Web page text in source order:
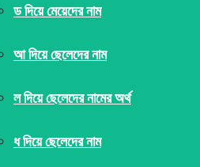
ড দিয়ে মেয়েদের নাম
আ দিয়ে ছেলেদের নাম
ল দিয়ে ছেলেদের নামের অর্থ
ধ দিয়ে ছেলেদের নাম